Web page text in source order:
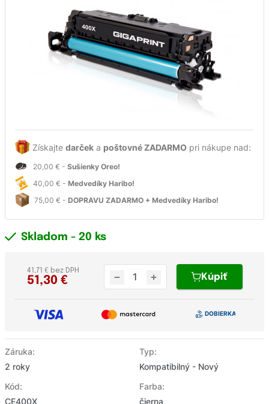
Získajte darček a poštovné ZADARMO pri nákupe nad:
20,00 € - Sušienky Oreo!
40,00 € - Medvedíky Haribo!
75,00 € - DOPRAVU ZADARMO + Medvedíky Haribo!
Záruka:
2 roky
Typ:
Kompatibilný - Nový
Kód:
CE400X
Farba:
čierna
Skladom - 20 ks
51,30 €
41,71 € bez DPH
Kúpiť